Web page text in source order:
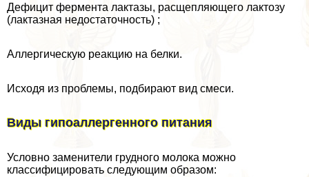
Дефицит фермента лактазы, расщепляющего лактозу
(лактазная недостаточность) ;
Аллергическую реакцию на белки.
Исходя из проблемы, подбирают вид смеси.
Виды гипоаллергенного питания
Условно заменители грудного молока можно
классифицировать следующим образом: